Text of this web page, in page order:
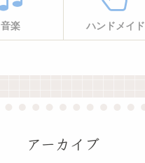
音楽 ハンドメイド
アーカイブ